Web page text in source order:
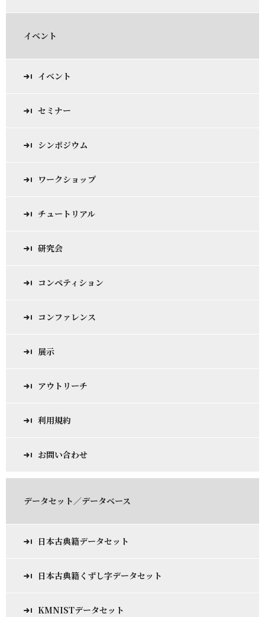
イベント
イベント
セミナー
シンポジウム
ワークショップ
チュートリアル
研究会
コンペティション
コンファレンス
展示
アウトリーチ
利用規約
お問い合わせ
データセット／データベース
日本古典籍データセット
日本古典籍くずし字データセット
KMNISTデータセット